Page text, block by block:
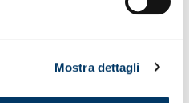
Mostra dettagli